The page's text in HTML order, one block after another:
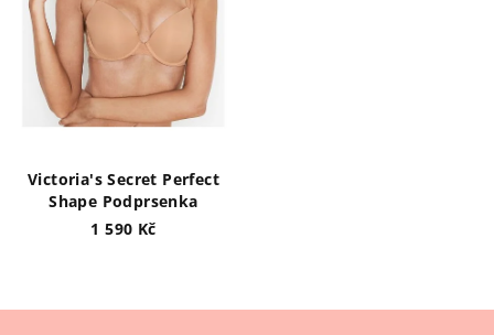
Victoria's Secret Perfect
Shape Podprsenka
1 590 Kč